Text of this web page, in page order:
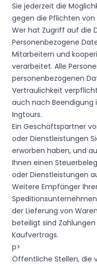
Sie jederzeit die
gegen die Pflichten von
Wer hat Zugriff auf die
Personenbezogene
Mitarbeitern und
verarbeitet. Alle
personenbezogenen
Vertraulichkeit
auch nach
Ingtours.
Ein Geschäftspartner
oder Dienstleistungen
erworben haben, und
Ihnen einen
oder Dienstleistungen
Weitere Empfänger
der Lieferung von
beteiligt sind
Kaufvertrags.
p>
Öffentliche Stellen, die